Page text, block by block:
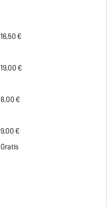
16,50 €
19,00 €
8,00 €
9,00 €
Gratis